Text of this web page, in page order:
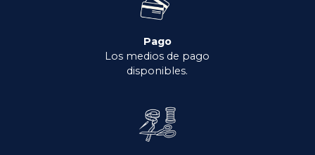
Pago
Los medios de pago
disponibles.